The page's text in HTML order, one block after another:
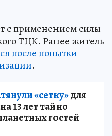
с применением силы
ТЦК. Ранее житель
после попытки
.
«сетку»для
13 лет тайно
гостей